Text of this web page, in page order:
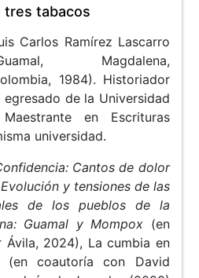
tres tabacos
Carlos Ramírez Lascarro
Magdalena,
1984). Historiador
de la Universidad
en Escrituras
universidad.
Cantos de dolor
Evolución y tensiones de las
de los pueblos de la
Guamal y Mompox (en
Ávila, 2024), La cumbia en
(en coautoría con David